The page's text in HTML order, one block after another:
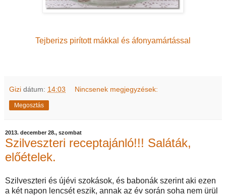
Tejberizs pirított mákkal és áfonyamártással
Gizi dátum: 14:03 Nincsenek megjegyzések:
Megosztás
2013. december 28., szombat
Szilveszteri receptajánló!!! Saláták,
előételek.
Szilveszteri és újévi szokások, és babonák szerint aki ezen
a két napon lencsét eszik, annak az év során soha nem ürül